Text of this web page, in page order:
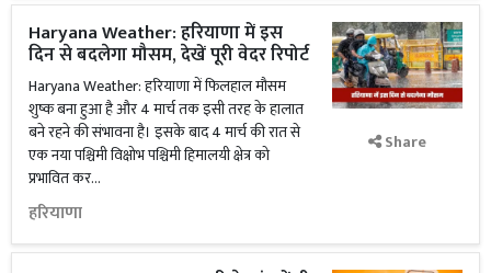
Haryana Weather: हरियाणा में इस
दिन से बदलेगा मौसम, देखें पूरी वेदर रिपोर्ट
Haryana Weather: हरियाणा में फिलहाल मौसम
शुष्क बना हुआ है और 4 मार्च तक इसी तरह के हालात
बने रहने की संभावना है। इसके बाद 4 मार्च की रात से
एक नया पश्चिमी विक्षोभ पश्चिमी हिमालयी क्षेत्र को
प्रभावित कर...
हरियाणा
Share